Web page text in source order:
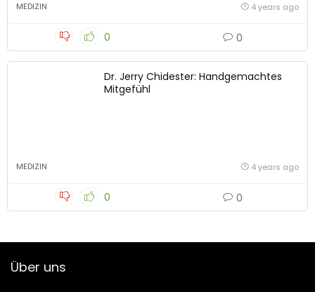
MEDIZIN 4 years ago
0 0
Dr. Jerry Chidester: Handgemachtes
Mitgefühl
MEDIZIN 4 years ago
0 0
Über uns